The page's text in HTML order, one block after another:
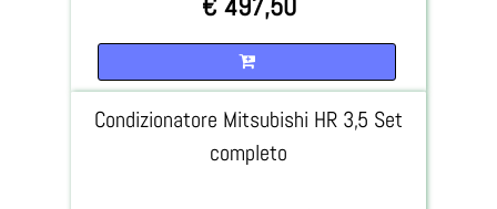
Condizionatore Mitsubishi HR 3,5 Set
completo